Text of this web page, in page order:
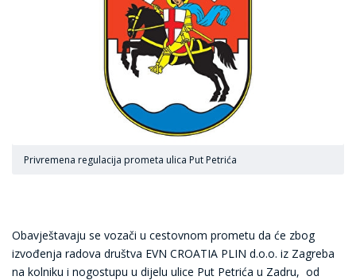
Privremena regulacija prometa ulica Put Petrića
Obavještavaju se vozači u cestovnom prometu da će zbog
izvođenja radova društva EVN CROATIA PLIN d.o.o. iz Zagreba
na kolniku i nogostupu u dijelu ulice Put Petrića u Zadru, od